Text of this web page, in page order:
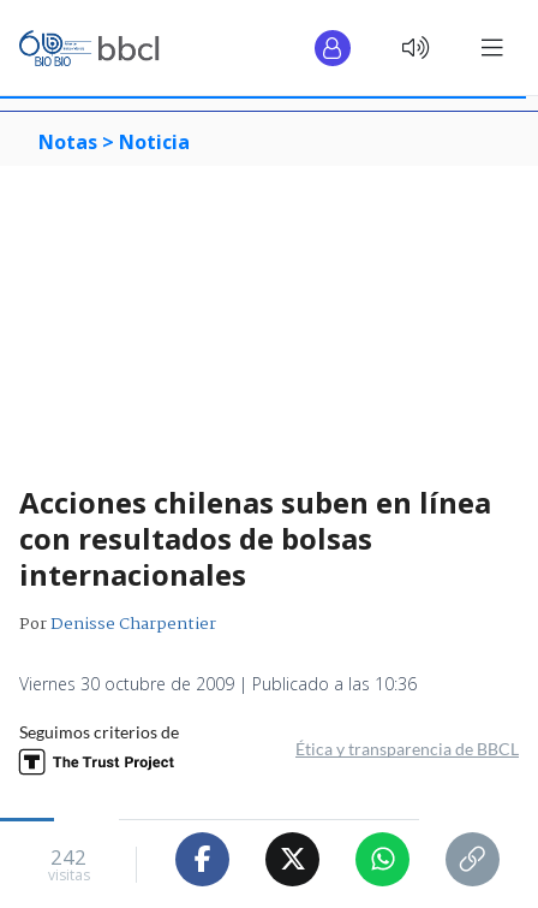
Notas > Noticia
Acciones chilenas suben en línea
con resultados de bolsas
internacionales
PorDenisse Charpentier
Viernes 30 octubre de 2009 | Publicado a las 10:36
Seguimos criterios de
Ética y transparencia de BBCL
242
visitas